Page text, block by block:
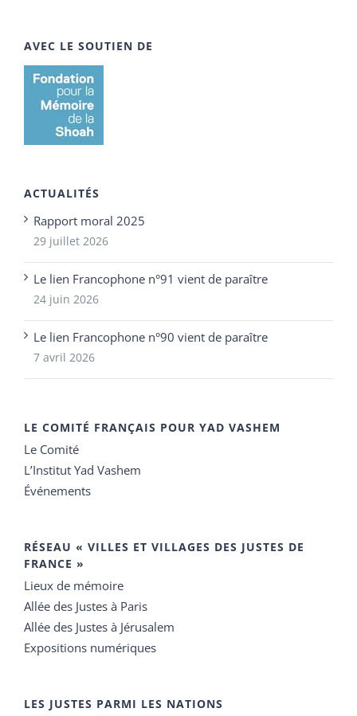
AVEC LE SOUTIEN DE
ACTUALITÉS
Rapport moral 2025
29 juillet 2026
Le lien Francophone n°91 vient de paraître
24 juin 2026
Le lien Francophone n°90 vient de paraître
7 avril 2026
LE COMITÉ FRANÇAIS POUR YAD VASHEM
Le Comité
L’Institut Yad Vashem
Événements
RÉSEAU « VILLES ET VILLAGES DES JUSTES DE
FRANCE »
Lieux de mémoire
Allée des Justes à Paris
Allée des Justes à Jérusalem
Expositions numériques
LES JUSTES PARMI LES NATIONS